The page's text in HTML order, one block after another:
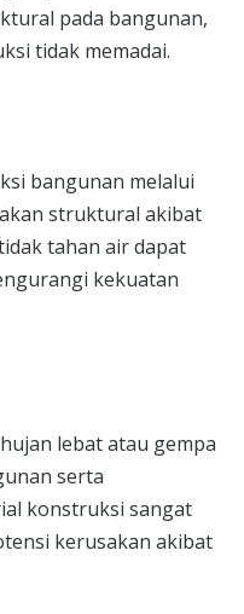
pada bangunan,
tidak memadai.
bangunan melalui
struktural akibat
tahan air dapat
kekuatan
lebat atau gempa
serta
konstruksi sangat
kerusakan akibat